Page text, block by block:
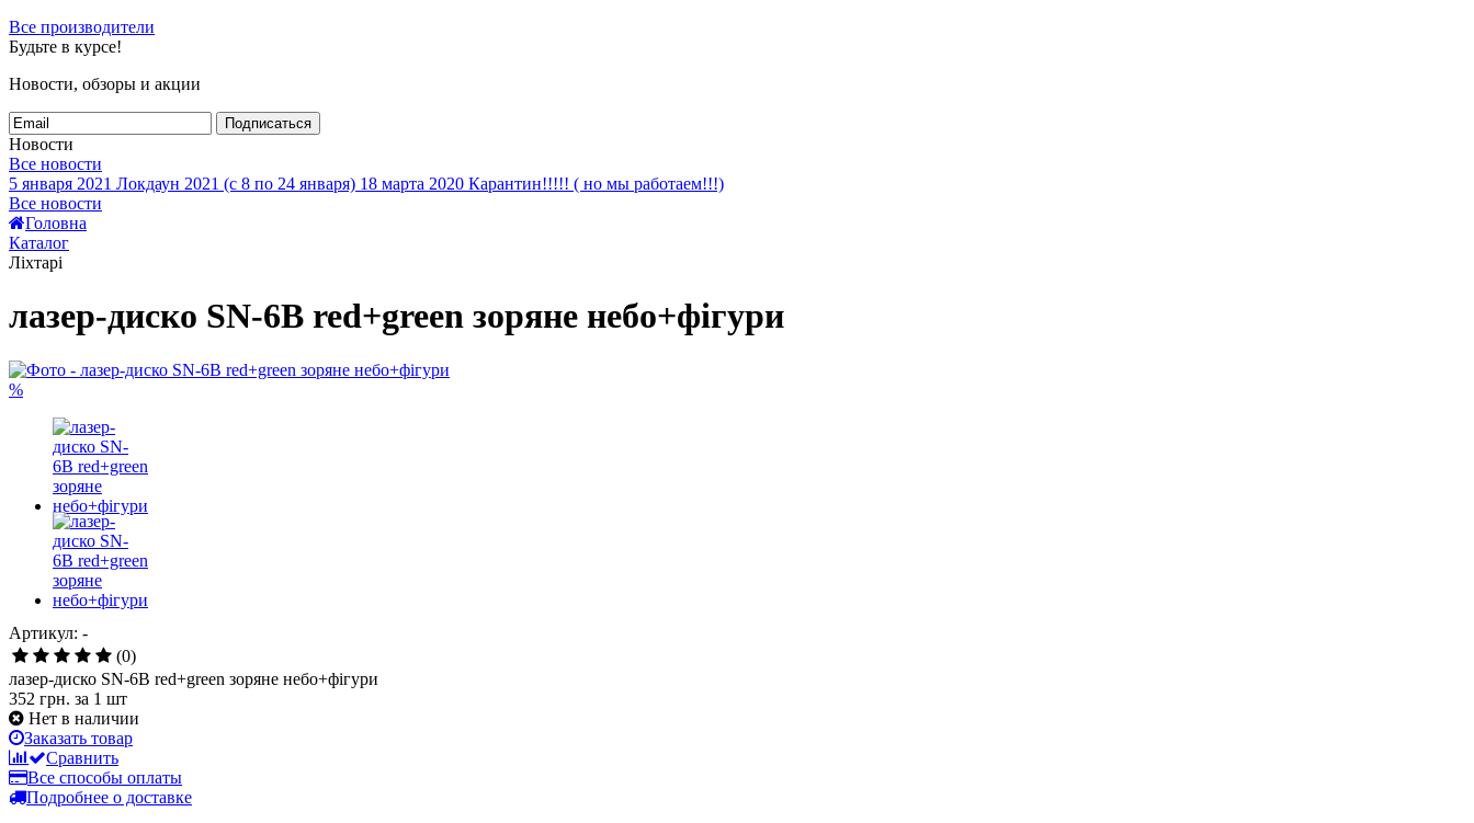
Все производители
Будьте в курсе!
Новости, обзоры и акции
Подписаться
Новости
Все новости
5 января 2021 Локдаун 2021 (с 8 по 24 января) 18 марта 2020 Карантин!!!!! ( но мы работаем!!!)
Все новости
Головна
Каталог
Ліхтарі
лазер-диско SN-6B red+green зоряне небо+фігури
%
Артикул: -
(0)
лазер-диско SN-6B red+green зоряне небо+фігури
352 грн. за 1 шт
Нет в наличии
Заказать товар
Сравнить
Все способы оплаты
Подробнее о доставке